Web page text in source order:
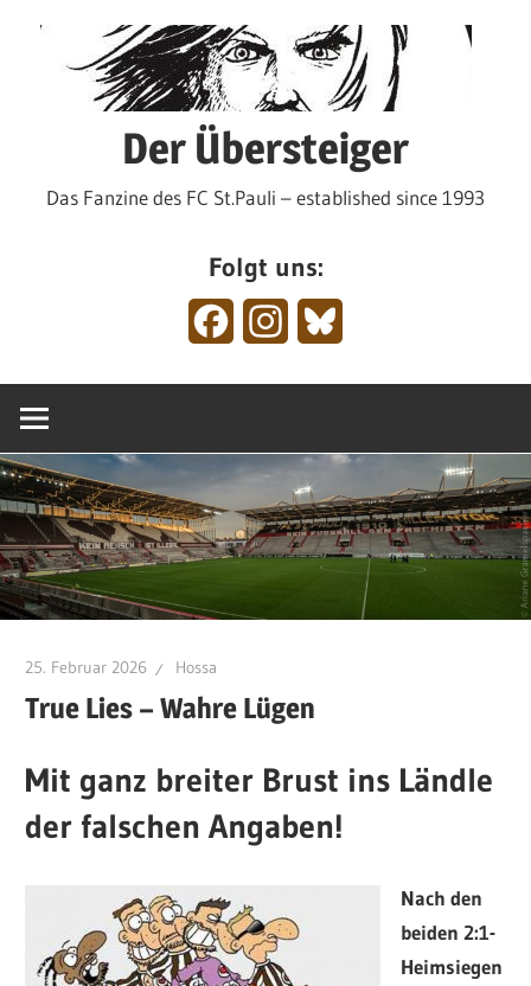
Der Übersteiger
Das Fanzine des FC St.Pauli – established since 1993
Folgt uns:
FacebookInstagram
25. Februar 2026 Hossa
True Lies – Wahre Lügen
Mit ganz breiter Brust ins Ländle
der falschen Angaben!
Nach den
beiden 2:1-
Heimsiegen